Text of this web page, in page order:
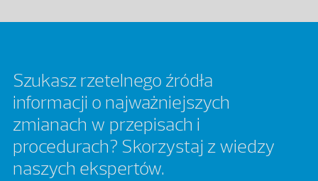
Szukasz rzetelnego źródła
informacji o najważniejszych
zmianach w przepisach i
procedurach? Skorzystaj z wiedzy
naszych ekspertów.